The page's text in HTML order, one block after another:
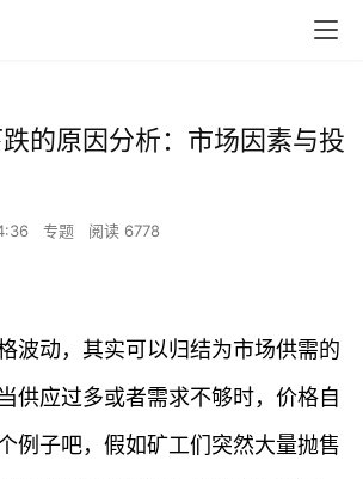
的原因分析：市场因素与投
专题 阅读 6778
波动，其实可以归结为市场供需的
供应过多或者需求不够时，价格自
例子吧，假如矿工们突然大量抛售